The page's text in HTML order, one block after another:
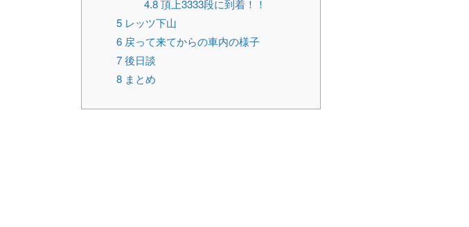
4.8頂上3333段に到着！！
5 レッツ下山
6 戻って来てからの車内の様子
7後日談
8 まとめ